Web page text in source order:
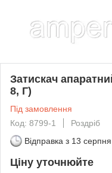
Затискач
8, Г)
Під замовлення
Код: 8799-1
Роздріб
Відправка з 13
Ціну уточнюйте